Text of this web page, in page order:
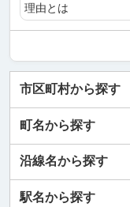
理由とは
市区町村から探す
町名から探す
沿線名から探す
駅名から探す